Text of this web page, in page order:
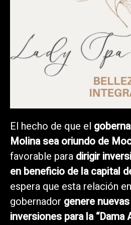
El hecho de que el
Molina sea oriundo de
favorable para dirigir
en beneficio de la capital
espera que esta relación
gobernador genere
inversiones para la “Dama